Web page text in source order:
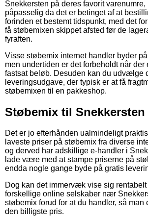
Snekkersten på deres favorit
påpasselig da det er betinget af at
forinden et bestemt tidspunkt, med det
få støbemixen skippet afsted før de
fyraften.
Visse støbemix internet handler byder
men undertiden er det forbeholdt når der
fastsat beløb. Desuden kan du udvælge
leveringsudgave, der typisk er at få
støbemixen til en pakkeshop.
Støbemix til Snekkersten
Det er jo efterhånden ualmindeligt
laveste priser på støbemix fra diverse
og derved har adskillige e-handler i
lade være med at stampe priserne på
endda nogle gange byde på gratis
Dog kan det immervæk vise sig rentabelt
forskellige online selskaber nær
støbemix forud for at du handler, så man
den billigste pris.